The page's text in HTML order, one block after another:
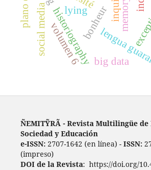
bonheur
lengua
historiography memory
volumen 6 big data
lying
social media
ÑEMITỸRÃ - Revista Multilingüe de
Sociedad y Educación
e-ISSN:2707-1642 (en línea) - ISSN:
(impreso)
DOI de la Revista: https://doi.org/